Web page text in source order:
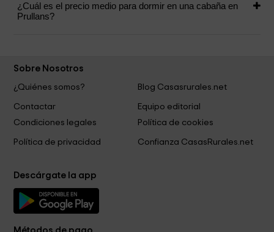
¿Cuál es el precio medio para dormir en una cabaña en
Prullans?
Sobre Nosotros
¿Quiénes somos?
Blog Casasrurales.net
Contactar
Equipo editorial
Condiciones legales
Política de cookies
Política de privacidad Confianza CasasRurales.net
Descárgate la app